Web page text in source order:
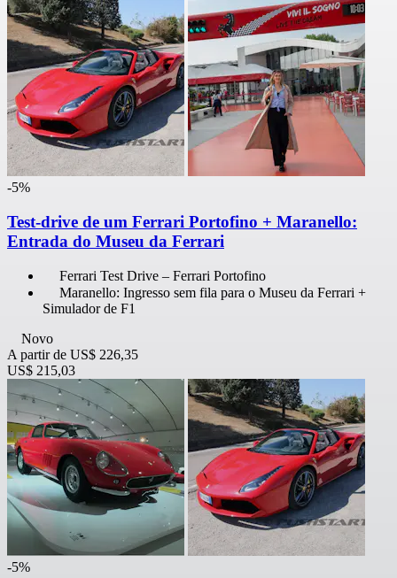
-5%
Test-drive de um Ferrari Portofino + Maranello:
Entrada do Museu da Ferrari
Ferrari Test Drive – Ferrari Portofino
Maranello: Ingresso sem fila para o Museu da Ferrari +
Simulador de F1
Novo
A partir de US$ 226,35
US$ 215,03
-5%